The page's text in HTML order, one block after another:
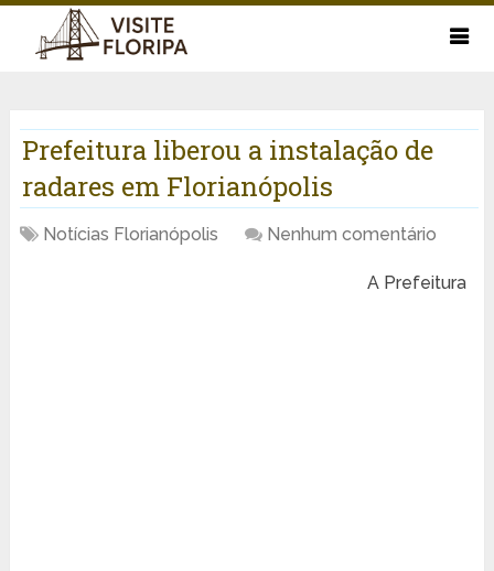
Prefeitura liberou a instalação de
radares em Florianópolis
Notícias Florianópolis Nenhum comentário
A Prefeitura